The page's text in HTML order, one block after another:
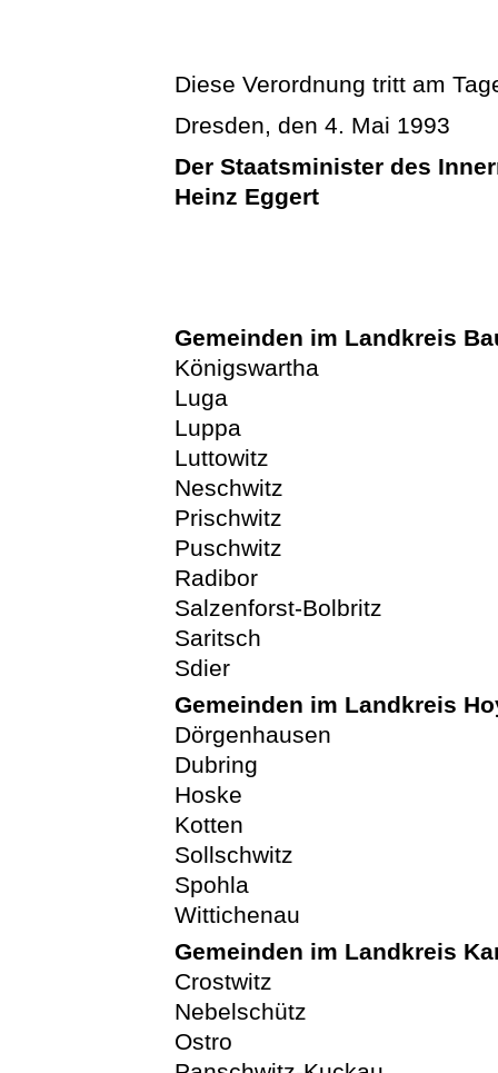
Diese Verordnung tritt am
Dresden, den 4. Mai 1993
Der Staatsminister des
Heinz Eggert
Gemeinden im Landkreis
Königswartha
Luga
Luppa
Luttowitz
Neschwitz
Prischwitz
Puschwitz
Radibor
Salzenforst-Bolbritz
Saritsch
Sdier
Gemeinden im Landkreis
Dörgenhausen
Dubring
Hoske
Kotten
Sollschwitz
Spohla
Wittichenau
Gemeinden im Landkreis
Crostwitz
Nebelschütz
Ostro